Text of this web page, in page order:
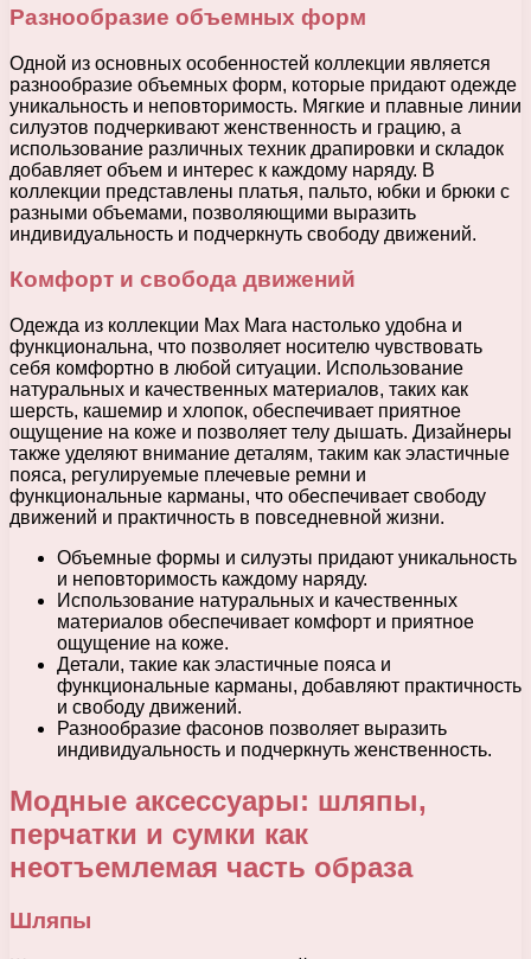
Разнообразие объемных форм
Одной из основных особенностей коллекции является
разнообразие объемных форм, которые придают одежде
уникальность и неповторимость. Мягкие и плавные линии
силуэтов подчеркивают женственность и грацию, а
использование различных техник драпировки и складок
добавляет объем и интерес к каждому наряду. В
коллекции представлены платья, пальто, юбки и брюки с
разными объемами, позволяющими выразить
индивидуальность и подчеркнуть свободу движений.
Комфорт и свобода движений
Одежда из коллекции Max Mara настолько удобна и
функциональна, что позволяет носителю чувствовать
себя комфортно в любой ситуации. Использование
натуральных и качественных материалов, таких как
шерсть, кашемир и хлопок, обеспечивает приятное
ощущение на коже и позволяет телу дышать. Дизайнеры
также уделяют внимание деталям, таким как эластичные
пояса, регулируемые плечевые ремни и
функциональные карманы, что обеспечивает свободу
движений и практичность в повседневной жизни.
Объемные формы и силуэты придают уникальность
и неповторимость каждому наряду.
Использование натуральных и качественных
материалов обеспечивает комфорт и приятное
ощущение на коже.
Детали, такие как эластичные пояса и
функциональные карманы, добавляют практичность
и свободу движений.
Разнообразие фасонов позволяет выразить
индивидуальность и подчеркнуть женственность.
Модные аксессуары: шляпы,
перчатки и сумки как
неотъемлемая часть образа
Шляпы